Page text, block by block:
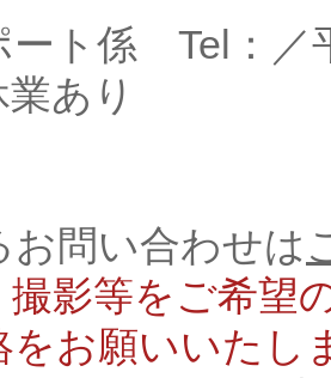
ート係 Tel：／
あり
問い合わせは
影等をご希望
をお願いいたし